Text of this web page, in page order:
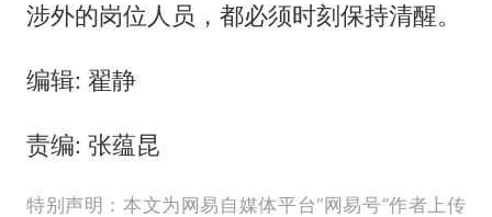
涉外的岗位人员，都必须时刻保持清醒。
编辑: 翟静
责编: 张蕴昆
特别声明：本文为网易自媒体平台“网易号”作者上传